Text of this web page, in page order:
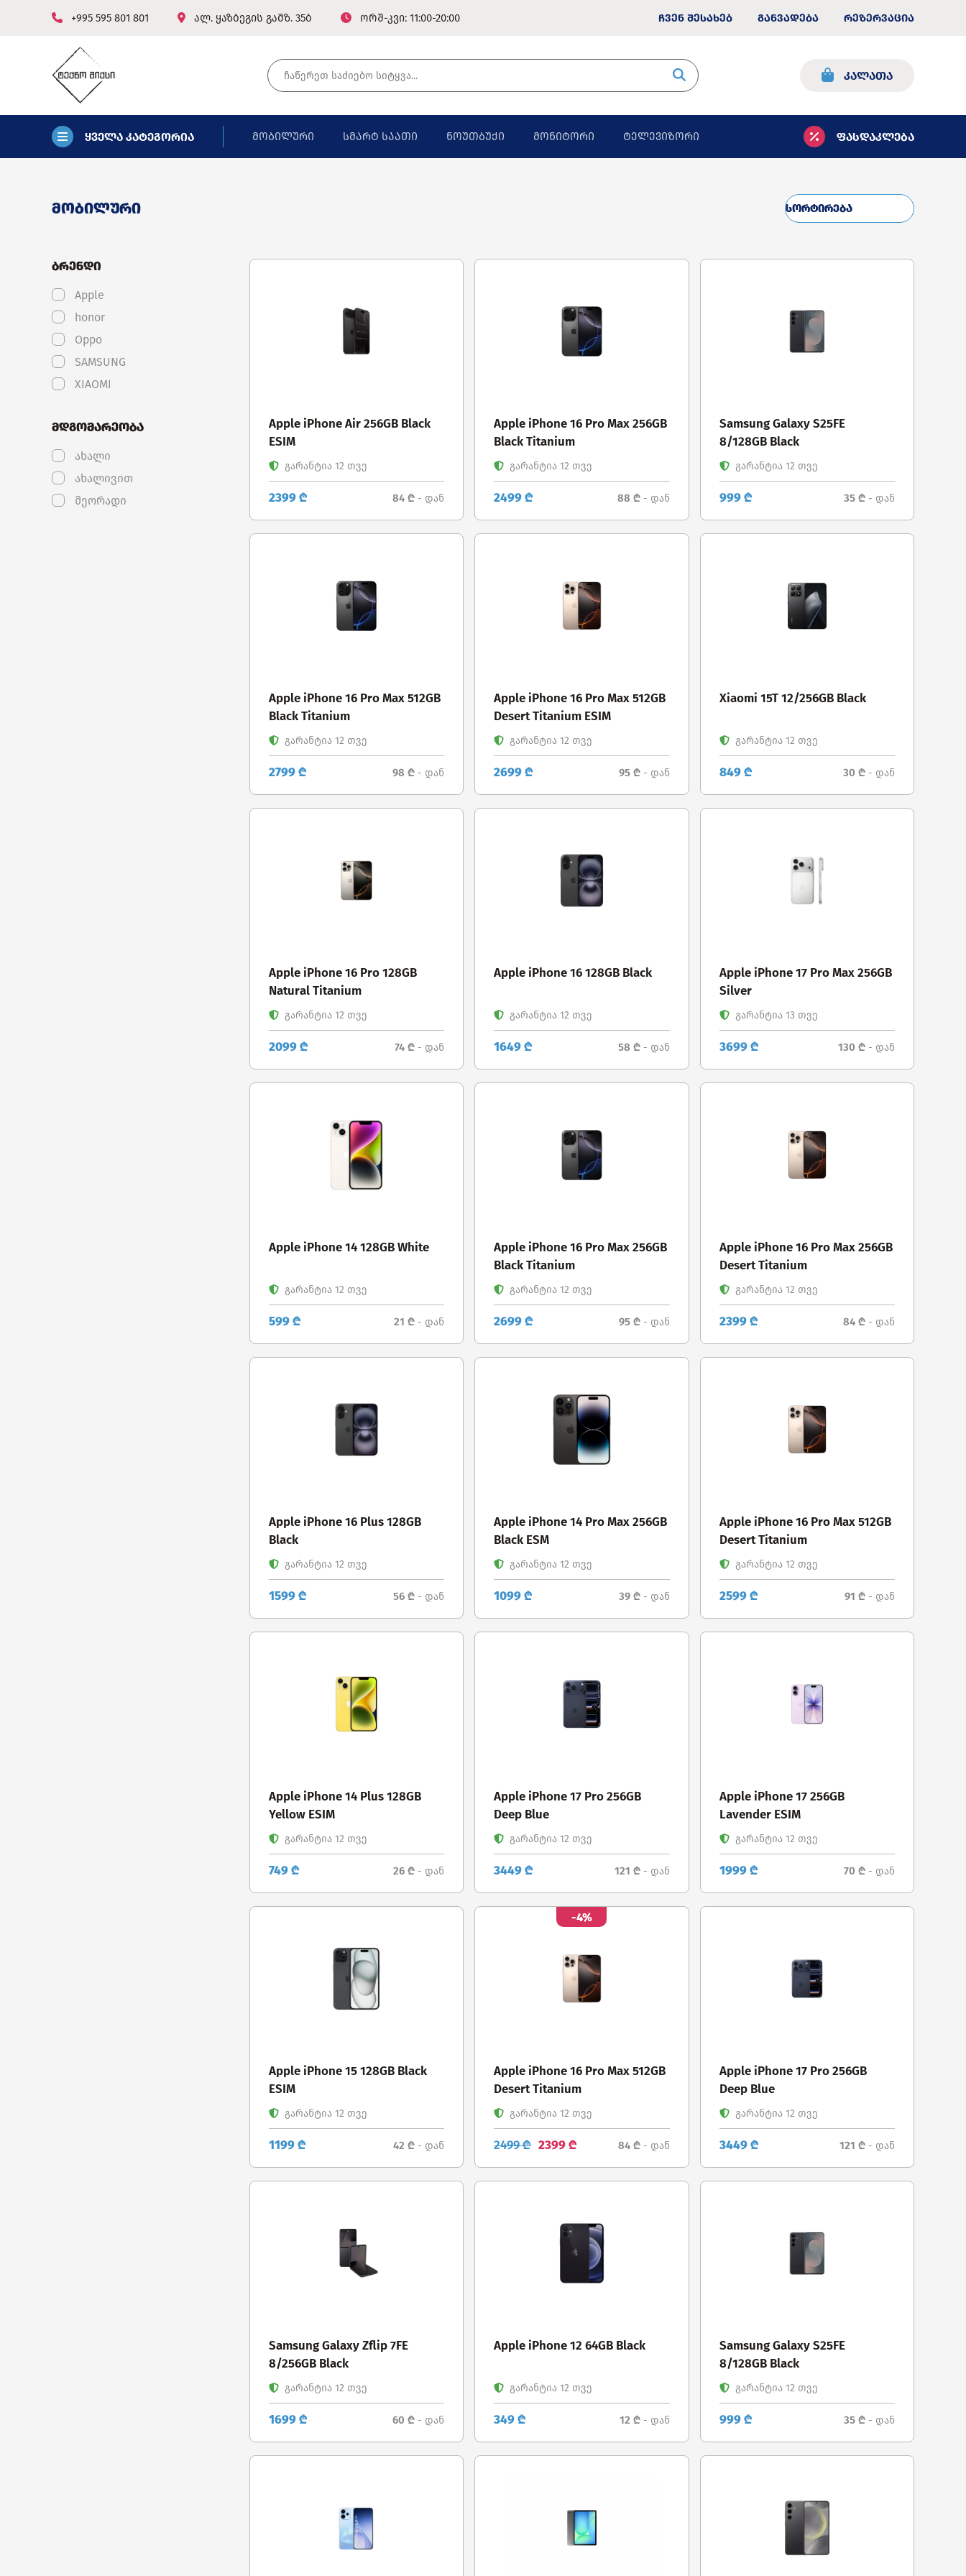
+995 595 801 801 ალ. ყაზბეგის გამზ. 35ბ ორშ-კვი: 11:00-20:00 ჩვენ შესახებ განვადება რეზერვაცია
კალათა
ყველა კატეგორია მობილური სმარტ საათი ნოუთბუქი მონიტორი ტელევიზორი ფასდაკლება
მობილური
ბრენდი
Apple
honor
Oppo
SAMSUNG
XIAOMI
მდგომარეობა
ახალი
ახალივით
მეორადი
Apple iPhone Air 256GB Black
ESIM
გარანტია 12 თვე
2399 ₾ 84 ₾ - დან
Apple iPhone 16 Pro Max 256GB
Black Titanium
გარანტია 12 თვე
2499 ₾ 88 ₾- დან
Samsung Galaxy S25FE
8/128GB Black
გარანტია 12 თვე
999 ₾ 35 ₾- დან
Apple iPhone 16 Pro Max 512GB
Black Titanium
გარანტია 12 თვე
2799 ₾ 98 ₾ - დან
Apple iPhone 16 Pro Max 512GB
Desert Titanium ESIM
გარანტია 12 თვე
2699 ₾ 95 ₾- დან
Xiaomi 15T 12/256GB Black
გარანტია 12 თვე
849 ₾ 30 ₾- დან
Apple iPhone 16 Pro 128GB
Natural Titanium
გარანტია 12 თვე
2099 ₾ 74 ₾ - დან
Apple iPhone 16 128GB Black
გარანტია 12 თვე
1649 ₾ 58 ₾- დან
Apple iPhone 17 Pro Max 256GB
Silver
გარანტია 13 თვე
3699 ₾ 130 ₾- დან
Apple iPhone 14 128GB White
გარანტია 12 თვე
599 ₾ 21 ₾ - დან
Apple iPhone 16 Pro Max 256GB
Black Titanium
გარანტია 12 თვე
2699 ₾ 95 ₾- დან
Apple iPhone 16 Pro Max 256GB
Desert Titanium
გარანტია 12 თვე
2399 ₾ 84 ₾- დან
Apple iPhone 16 Plus 128GB
Black
გარანტია 12 თვე
1599 ₾ 56 ₾ - დან
Apple iPhone 14 Pro Max 256GB
Black ESM
გარანტია 12 თვე
1099 ₾ 39 ₾- დან
Apple iPhone 16 Pro Max 512GB
Desert Titanium
გარანტია 12 თვე
2599 ₾ 91 ₾- დან
Apple iPhone 14 Plus 128GB
Yellow ESIM
გარანტია 12 თვე
749 ₾ 26 ₾ - დან
Apple iPhone 17 Pro 256GB
Deep Blue
გარანტია 12 თვე
3449 ₾ 121 ₾- დან
Apple iPhone 17 256GB
Lavender ESIM
გარანტია 12 თვე
1999 ₾ 70 ₾- დან
Apple iPhone 15 128GB Black
ESIM
გარანტია 12 თვე
1199 ₾ 42 ₾ - დან
-4%
Apple iPhone 16 Pro Max 512GB
Desert Titanium
გარანტია 12 თვე
2499 ₾ 2399 ₾ 84 ₾- დან
Apple iPhone 17 Pro 256GB
Deep Blue
გარანტია 12 თვე
3449 ₾ 121 ₾- დან
Samsung Galaxy Zflip 7FE
8/256GB Black
გარანტია 12 თვე
1699 ₾ 60 ₾ - დან
Apple iPhone 12 64GB Black
გარანტია 12 თვე
349 ₾ 12 ₾- დან
Samsung Galaxy S25FE
8/128GB Black
გარანტია 12 თვე
999 ₾ 35 ₾- დან